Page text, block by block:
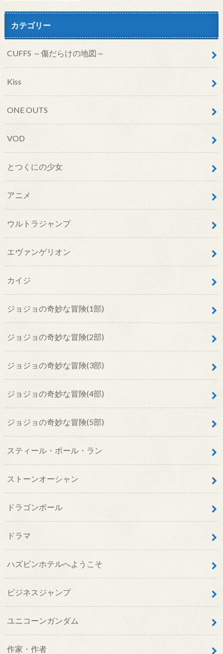
カテゴリー
CUFFS ～傷だらけの地図～
Kiss
ONE OUTS
VOD
とつくにの少女
アニメ
ウルトラジャンプ
エヴァンゲリオン
カイジ
ジョジョの奇妙な冒険(1部)
ジョジョの奇妙な冒険(2部)
ジョジョの奇妙な冒険(3部)
ジョジョの奇妙な冒険(4部)
ジョジョの奇妙な冒険(5部)
スティール・ボール・ラン
ストーンオーシャン
ドラゴンボール
ドラマ
ハズビンホテルへようこそ
ビジネスジャンプ
ユニコーンガンダム
作家・作者